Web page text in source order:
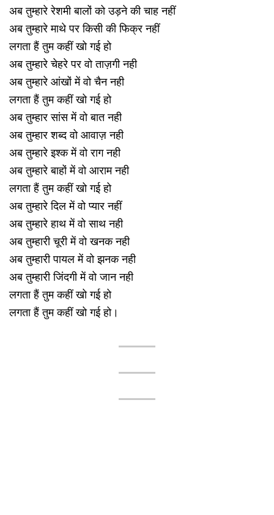
अब तुम्हारे रेशमी बालों को उड़ने की चाह नहीं
अब तुम्हारे माथे पर किसी की फिक्र नहीं
लगता हैं तुम कहीं खो गई हो
अब तुम्हारे चेहरे पर वो ताज़गी नही
अब तुम्हारे आंखों में वो चैन नही
लगता हैं तुम कहीं खो गई हो
अब तुम्हार सांस में वो बात नही
अब तुम्हार शब्द वो आवाज़ नही
अब तुम्हारे इश्क में वो राग नही
अब तुम्हारे बाहों में वो आराम नही
लगता हैं तुम कहीं खो गई हो
अब तुम्हारे दिल में वो प्यार नहीं
अब तुम्हारे हाथ में वो साथ नही
अब तुम्हारी चूरी में वो खनक नही
अब तुम्हारी पायल में वो झनक नही
अब तुम्हारी जिंदगी में वो जान नही
लगता हैं तुम कहीं खो गई हो
लगता हैं तुम कहीं खो गई हो।